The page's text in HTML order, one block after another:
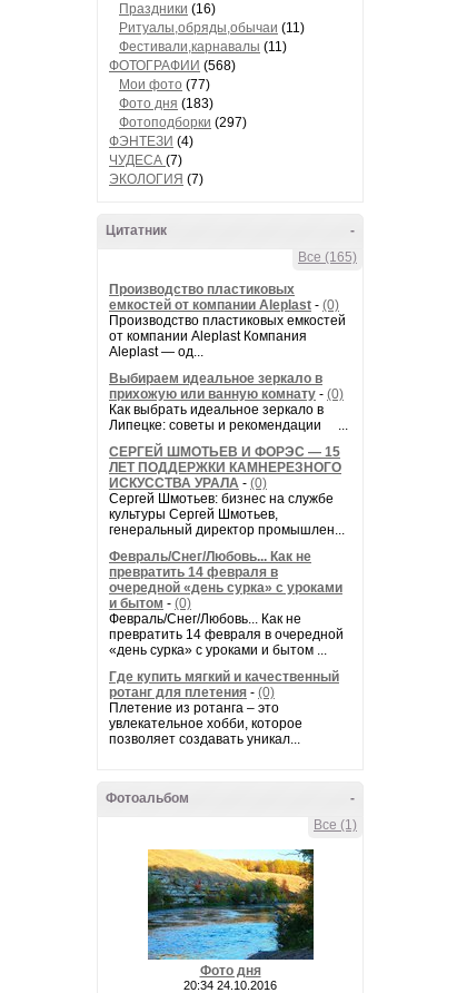
Праздники (16)
Ритуалы,обряды,обычаи (11)
Фестивали,карнавалы (11)
ФОТОГРАФИИ (568)
Мои фото (77)
Фото дня (183)
Фотоподборки (297)
ФЭНТЕЗИ (4)
ЧУДЕСА (7)
ЭКОЛОГИЯ (7)
-
Цитатник
Все (165)
Производство пластиковых
емкостей от компании Aleplast - (0)
Производство пластиковых емкостей
от компании Aleplast Компания
Aleplast — од...
Выбираем идеальное зеркало в
прихожую или ванную комнату - (0)
Как выбрать идеальное зеркало в
Липецке: советы и рекомендации ...
СЕРГЕЙ ШМОТЬЕВ И ФОРЭС — 15
ЛЕТ ПОДДЕРЖКИ КАМНЕРЕЗНОГО
ИСКУССТВА УРАЛА - (0)
Сергей Шмотьев: бизнес на службе
культуры Сергей Шмотьев,
генеральный директор промышлен...
Февраль/Снег/Любовь... Как не
превратить 14 февраля в
очередной «день сурка» с уроками
и бытом - (0)
Февраль/Снег/Любовь... Как не
превратить 14 февраля в очередной
«день сурка» с уроками и бытом ...
Где купить мягкий и качественный
ротанг для плетения - (0)
Плетение из ротанга – это
увлекательное хобби, которое
позволяет создавать уникал...
-
Фотоальбом
Все (1)
Фото дня
20:34 24.10.2016